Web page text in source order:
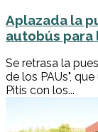
Aplazada la
autobús para
Se retrasa la
de los PAUs",
Pitis con los...